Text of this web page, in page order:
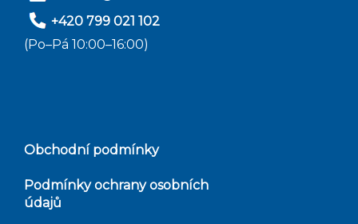
+420 799 021 102
(Po–Pá 10:00–16:00)
Obchodní podmínky
Podmínky ochrany osobních
údajů